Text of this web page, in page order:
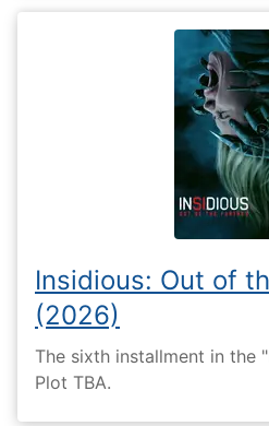
Insidious: Out of
(2026)
The sixth installment in the
Plot TBA.